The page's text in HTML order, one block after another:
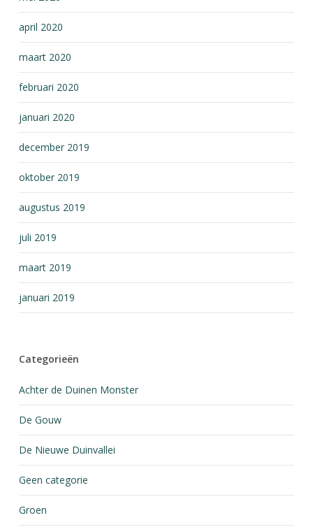
april 2020
maart 2020
februari 2020
januari 2020
december 2019
oktober 2019
augustus 2019
juli 2019
maart 2019
januari 2019
Categorieën
Achter de Duinen Monster
De Gouw
De Nieuwe Duinvallei
Geen categorie
Groen